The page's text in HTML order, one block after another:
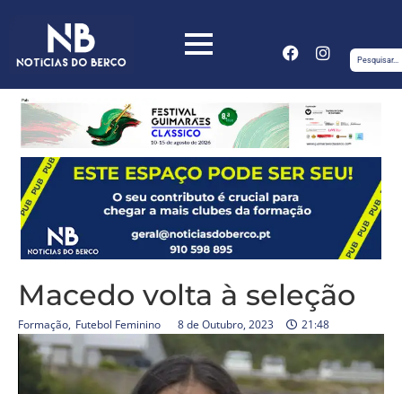
Macedo volta à seleção
Formação, Futebol Feminino 8 de Outubro, 2023 21:48